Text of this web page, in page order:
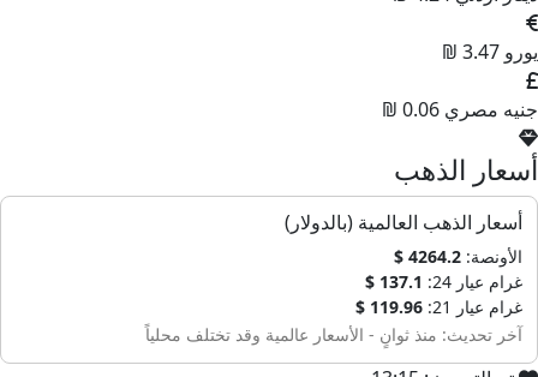
يورو 3.47 ₪
جنيه مصري 0.06 ₪
أسعار الذهب
أسعار الذهب العالمية (بالدولار)
الأونصة: 4264.2 $
غرام عيار 24:
137.1 $
غرام عيار 21:
119.96 $
آخر تحديث: منذ ثوانٍ - الأسعار عالمية وقد تختلف محلياً